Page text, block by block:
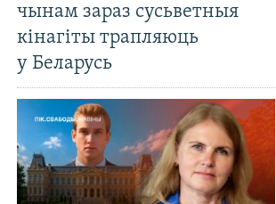
чынам зараз сусьветныя
кінагіты трапляюць
у Беларусь